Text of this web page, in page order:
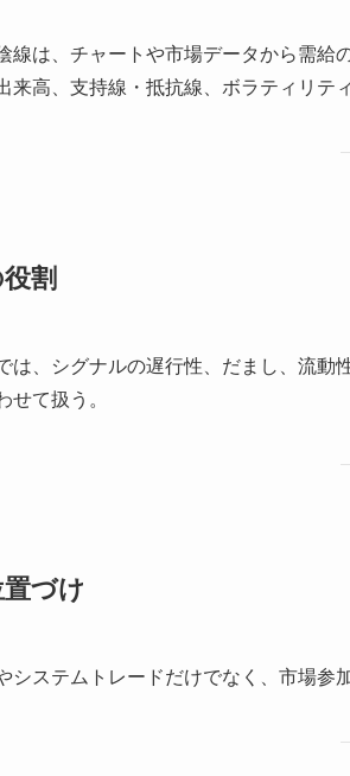
線は、チャートや市場データから需
来高、支持線・抵抗線、ボラティリテ
割
は、シグナルの遅行性、だまし、流動
せて扱う。
づけ
システムトレードだけでなく、市場参